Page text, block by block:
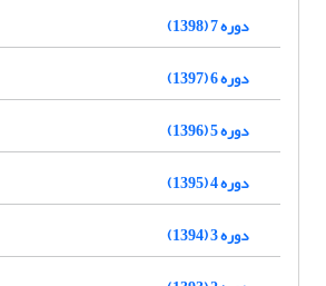
دوره 7 (1398)
دوره 6 (1397)
دوره 5 (1396)
دوره 4 (1395)
دوره 3 (1394)